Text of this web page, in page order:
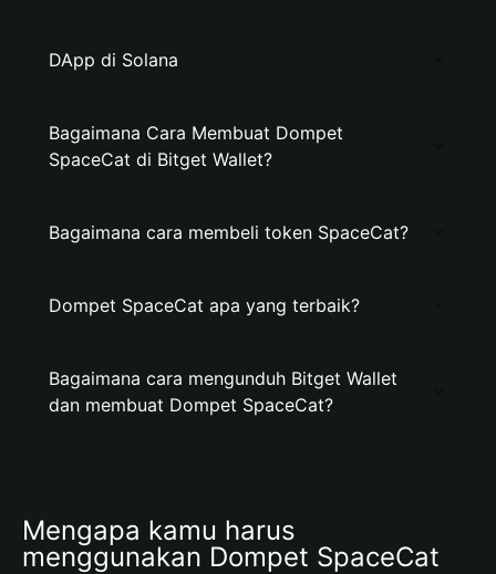
DApp di Solana
Bagaimana Cara Membuat Dompet
SpaceCat di Bitget Wallet?
Bagaimana cara membeli token SpaceCat?
Dompet SpaceCat apa yang terbaik?
Bagaimana cara mengunduh Bitget Wallet
dan membuat Dompet SpaceCat?
Mengapa kamu harus
menggunakan Dompet SpaceCat